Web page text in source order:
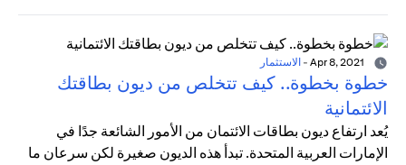
- الاستثمار
خطوة بخطوة.. كيف تتخلص من ديون بطاقتك
الائتمانية
يُعد ارتفاع ديون بطاقات الائتمان من الأمور الشائعة جدًا في
الإمارات العربية المتحدة. تبدأ هذه الديون صغيرة لكن سرعان ما